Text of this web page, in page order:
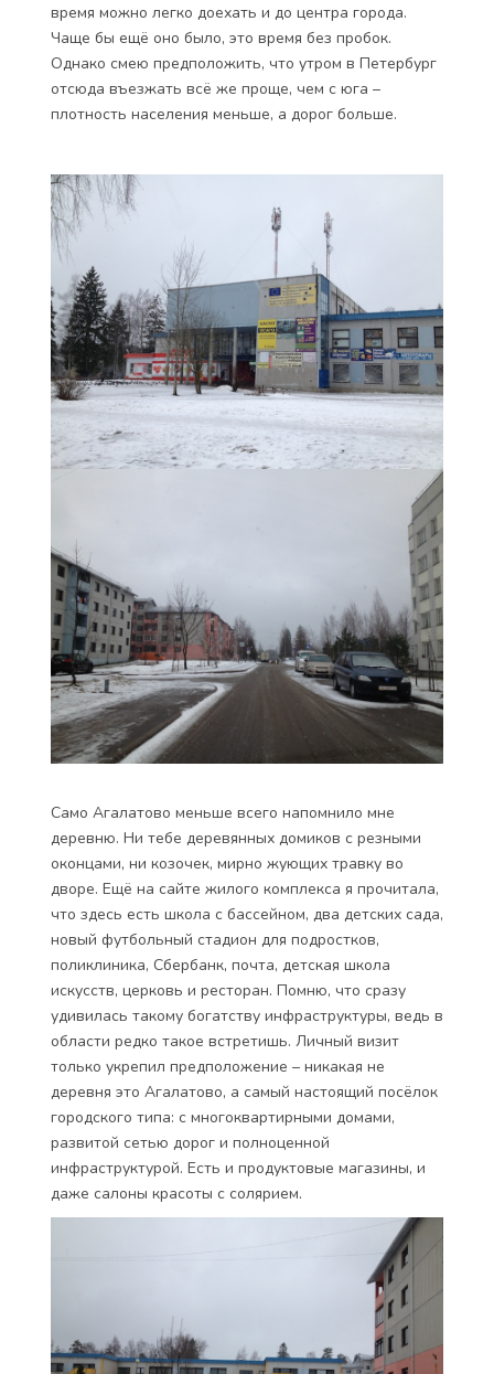
время можно легко доехать и до центра города.
Чаще бы ещё оно было, это время без пробок.
Однако смею предположить, что утром в Петербург
отсюда въезжать всё же проще, чем с юга –
плотность населения меньше, а дорог больше.
Само Агалатово меньше всего напомнило мне
деревню. Ни тебе деревянных домиков с резными
оконцами, ни козочек, мирно жующих травку во
дворе. Ещё на сайте жилого комплекса я прочитала,
что здесь есть школа с бассейном, два детских сада,
новый футбольный стадион для подростков,
поликлиника, Сбербанк, почта, детская школа
искусств, церковь и ресторан. Помню, что сразу
удивилась такому богатству инфраструктуры, ведь в
области редко такое встретишь. Личный визит
только укрепил предположение – никакая не
деревня это Агалатово, а самый настоящий посёлок
городского типа: с многоквартирными домами,
развитой сетью дорог и полноценной
инфраструктурой. Есть и продуктовые магазины, и
даже салоны красоты с солярием.